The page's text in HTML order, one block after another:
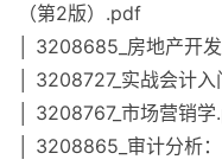
（第2版）.pdf
│ 3208685_房地产开
│ 3208727_实战会计
│ 3208767_市场营销
│ 3208865_审计分析